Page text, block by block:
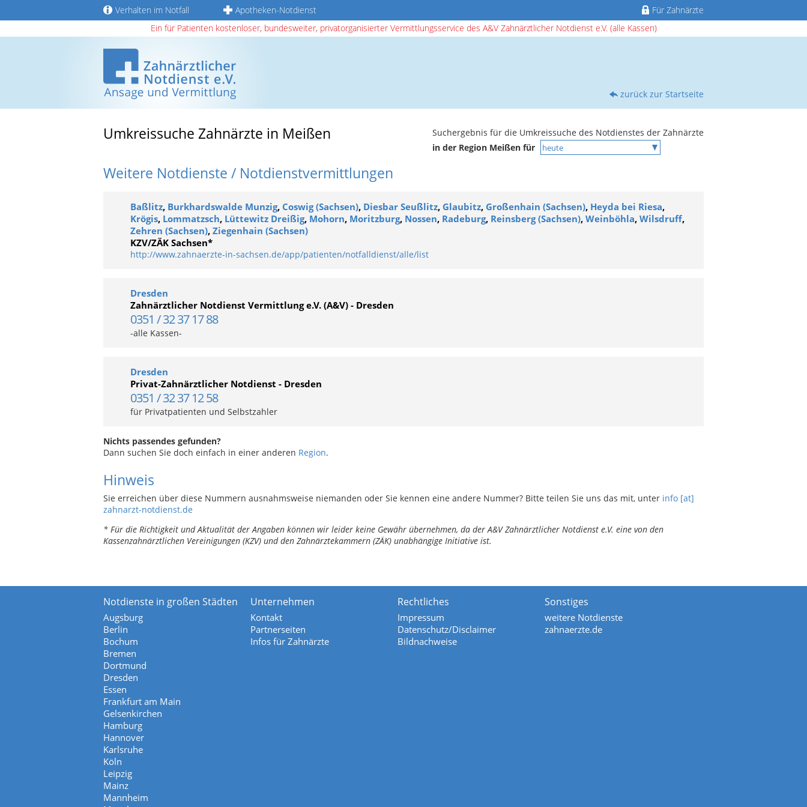
Verhalten im Notfall Apotheken-Notdienst
Für Zahnärzte
Ein für Patienten kostenloser, bundesweiter, privatorganisierter Vermittlungsservice des A&V Zahnärztlicher Notdienst e.V. (alle Kassen)
zurück zur Startseite
Umkreissuche Zahnärzte in Meißen
Suchergebnis für die Umkreissuche des Notdienstes der Zahnärzte
in der Region Meißen für
Weitere Notdienste / Notdienstvermittlungen
Baßlitz, Burkhardswalde Munzig, Coswig (Sachsen), Diesbar Seußlitz, Glaubitz, Großenhain (Sachsen), Heyda bei Riesa,
Krögis, Lommatzsch, Lüttewitz Dreißig, Mohorn, Moritzburg, Nossen, Radeburg, Reinsberg (Sachsen), Weinböhla, Wilsdruff,
Zehren (Sachsen), Ziegenhain (Sachsen)
KZV/ZÄK Sachsen*
http://www.zahnaerzte-in-sachsen.de/app/patienten/notfalldienst/alle/list
Dresden
Zahnärztlicher Notdienst Vermittlung e.V. (A&V) - Dresden
0351 / 32 37 17 88
-alle Kassen-
Dresden
Privat-Zahnärztlicher Notdienst - Dresden
0351 / 32 37 12 58
für Privatpatienten und Selbstzahler
Nichts passendes gefunden?
Dann suchen Sie doch einfach in einer anderen Region.
Hinweis
Sie erreichen über diese Nummern ausnahmsweise niemanden oder Sie kennen eine andere Nummer? Bitte teilen Sie uns das mit, unter info [at]
zahnarzt-notdienst.de
* Für die Richtigkeit und Aktualität der Angaben können wir leider keine Gewähr übernehmen, da der A&V Zahnärztlicher Notdienst e.V. eine von den
Kassenzahnärztlichen Vereinigungen (KZV) und den Zahnärztekammern (ZÄK) unabhängige Initiative ist.
Notdienste in großen Städten
Augsburg
Berlin
Bochum
Bremen
Dortmund
Dresden
Essen
Frankfurt am Main
Gelsenkirchen
Hamburg
Hannover
Karlsruhe
Köln
Leipzig
Mainz
Mannheim
Unternehmen
Kontakt
Partnerseiten
Infos für Zahnärzte
Rechtliches
Impressum
Datenschutz/Disclaimer
Bildnachweise
Sonstiges
weitere Notdienste
zahnaerzte.de